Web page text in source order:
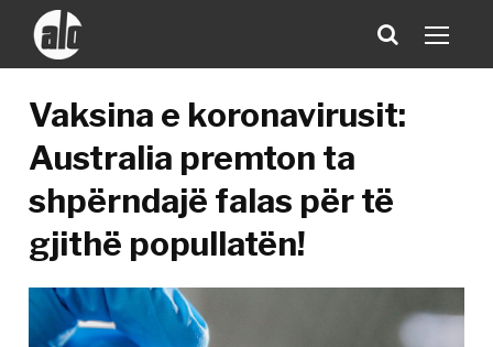
Vaksina e koronavirusit:
Australia premton ta
shpërndajë falas për të
gjithë popullatën!